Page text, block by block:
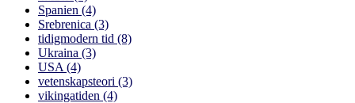
Spanien (4)
Srebrenica (3)
tidigmodern tid (8)
Ukraina (3)
USA (4)
vetenskapsteori (3)
vikingatiden (4)